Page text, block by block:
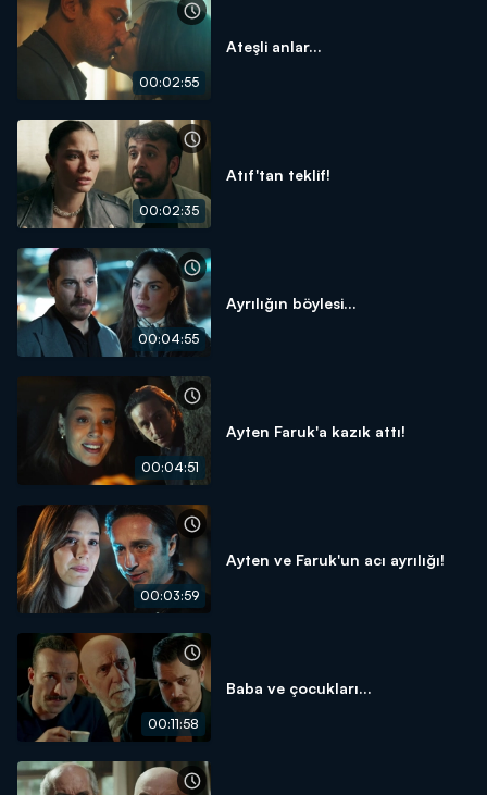
00:02:55
Ateşli anlar...
00:02:35
Atıf'tan teklif!
00:04:55
Ayrılığın böylesi...
00:04:51
Ayten Faruk'a kazık attı!
00:03:59
Ayten ve Faruk'un acı ayrılığı!
00:11:58
Baba ve çocukları...